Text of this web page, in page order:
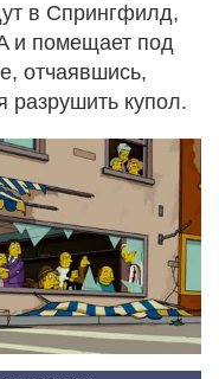
в Спрингфилд,
и помещает под
отчаявшись,
разрушить купол.